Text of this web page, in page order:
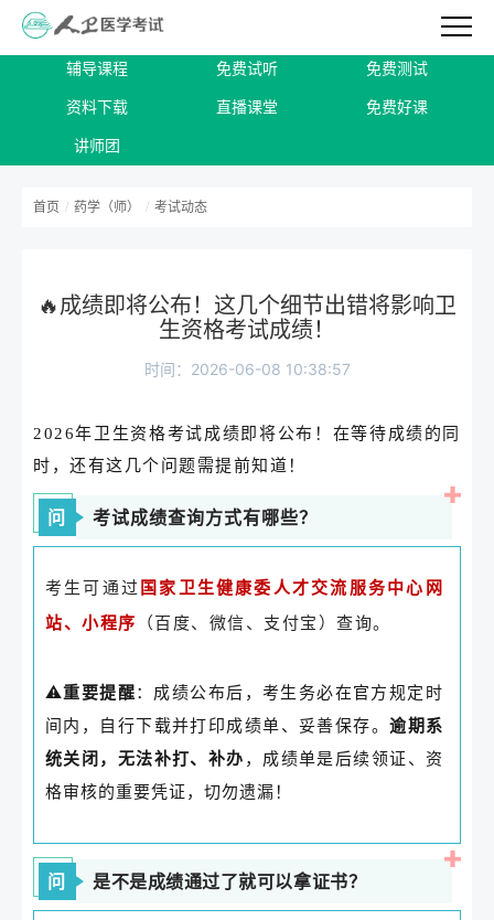
辅导课程 免费试听 免费测试
资料下载 直播课堂 免费好课
讲师团
首页 / 药学（师） / 考试动态
🔥成绩即将公布！这几个细节出错将影响卫
生资格考试成绩！
时间：2026-06-08 10:38:57
2026年卫生资格考试成绩即将公布！在等待成绩的同
时，还有这几个问题需提前知道！
问 考试成绩查询方式有哪些？
考生可通过 国家卫生健康委人才交流服务中心网
站、小程序
（百度、微信、支付宝）查询。
⚠️重要提醒：成绩公布后，考生务必在官方规定时
间内，自行下载并打印成绩单、妥善保存。逾期系
统关闭，无法补打、补办 ，成绩单是后续领证、资
格审核的重要凭证，切勿遗漏！
问 是不是成绩通过了就可以拿证书？